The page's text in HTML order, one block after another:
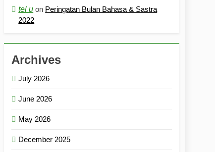
tel u on Peringatan Bulan Bahasa & Sastra
2022
Archives
July 2026
June 2026
May 2026
December 2025